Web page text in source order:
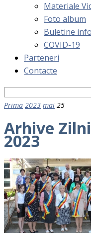
Materiale
Foto album
Buletine
COVID-19
Parteneri
Contacte
Prima 2023 mai 25
Arhive
2023